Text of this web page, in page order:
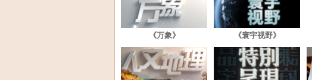
《万象》 《寰宇视野》